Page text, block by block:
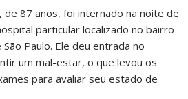
de 87 anos, foi internado na noite de
particular localizado no bairro
Paulo. Ele deu entrada no
um mal-estar, o que levou os
para avaliar seu estado de